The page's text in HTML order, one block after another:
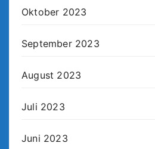
Oktober 2023
September 2023
August 2023
Juli 2023
Juni 2023